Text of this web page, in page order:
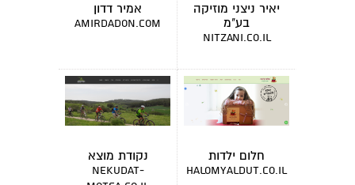
יאיר ניצני מוזיקה
בע"מ
nitzani.co.il
אמיר דדון
amirdadon.com
חלום ילדות
halomyaldut.co.il
נקודת מוצא
nekudat-